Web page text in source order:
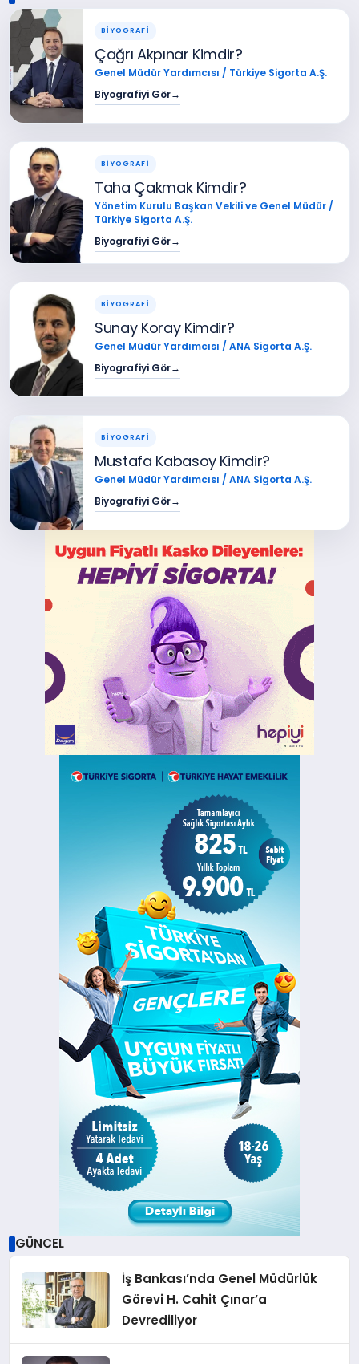
BİYOGRAFİ
Çağrı Akpınar Kimdir?
Genel Müdür Yardımcısı / Türkiye Sigorta A.Ş.
Biyografiyi Gör→
BİYOGRAFİ
Taha Çakmak Kimdir?
Yönetim Kurulu Başkan Vekili ve Genel Müdür /
Türkiye Sigorta A.Ş.
Biyografiyi Gör→
BİYOGRAFİ
Sunay Koray Kimdir?
Genel Müdür Yardımcısı / ANA Sigorta A.Ş.
Biyografiyi Gör→
BİYOGRAFİ
Mustafa Kabasoy Kimdir?
Genel Müdür Yardımcısı / ANA Sigorta A.Ş.
Biyografiyi Gör→
GÜNCEL
İş Bankası’nda Genel Müdürlük
Görevi H. Cahit Çınar’a
Devrediliyor